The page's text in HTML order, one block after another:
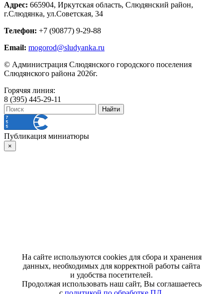
Адрес: 665904, Иркутская область, Слюдянский район,
г.Слюдянка, ул.Советская, 34
Телефон: +7 (90877) 9-29-88
Email: mogorod@sludyanka.ru
© Администрация Слюдянского городского поселения
Слюдянского района 2026г.
Горячяя линия:
8 (395) 445-29-11
Публикация миниатюры
×
На сайте используются cookies для сбора и хранения
данных, необходимых для корректной работы сайта
и удобства посетителей.
Продолжая использовать наш сайт, Вы соглашаетесь